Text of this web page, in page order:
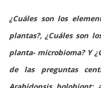
¿Cuáles son los
plantas?, ¿Cuáles son
planta- microbioma? Y
de las preguntas